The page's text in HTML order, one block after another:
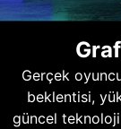
Gerçek
beklentisi,
güncel